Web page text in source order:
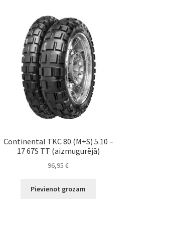
Continental TKC 80 (M+S) 5.10 –
17 67S TT (aizmugurējā)
96,95€
Pievienot grozam